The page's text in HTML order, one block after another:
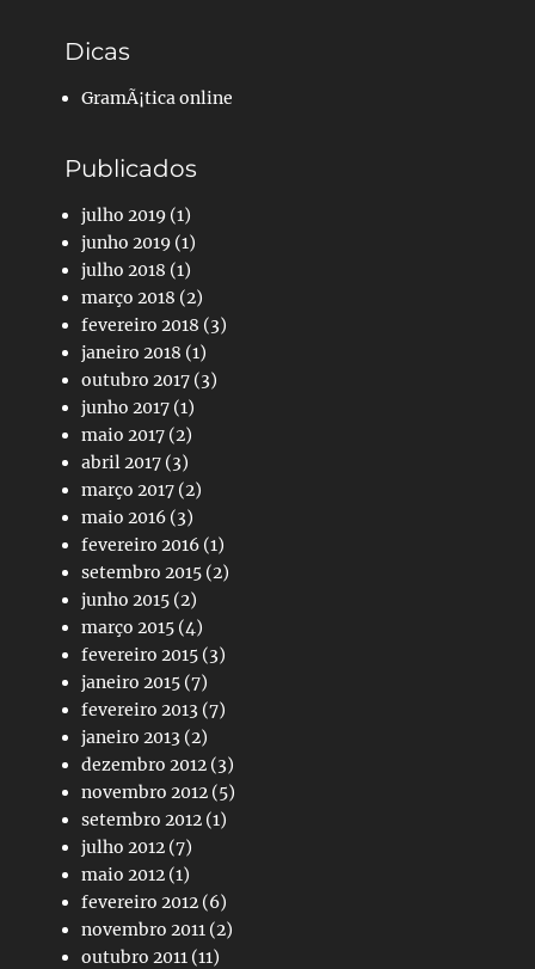
Dicas
GramÃ¡tica online
Publicados
julho 2019 (1)
junho 2019 (1)
julho 2018 (1)
março 2018 (2)
fevereiro 2018 (3)
janeiro 2018 (1)
outubro 2017 (3)
junho 2017 (1)
maio 2017 (2)
abril 2017 (3)
março 2017 (2)
maio 2016 (3)
fevereiro 2016 (1)
setembro 2015 (2)
junho 2015 (2)
março 2015 (4)
fevereiro 2015 (3)
janeiro 2015 (7)
fevereiro 2013 (7)
janeiro 2013 (2)
dezembro 2012 (3)
novembro 2012 (5)
setembro 2012 (1)
julho 2012 (7)
maio 2012 (1)
fevereiro 2012 (6)
novembro 2011 (2)
outubro 2011 (11)